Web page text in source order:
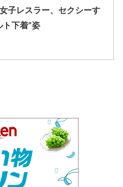
女子レスラー、セクシーす
ト下着”姿